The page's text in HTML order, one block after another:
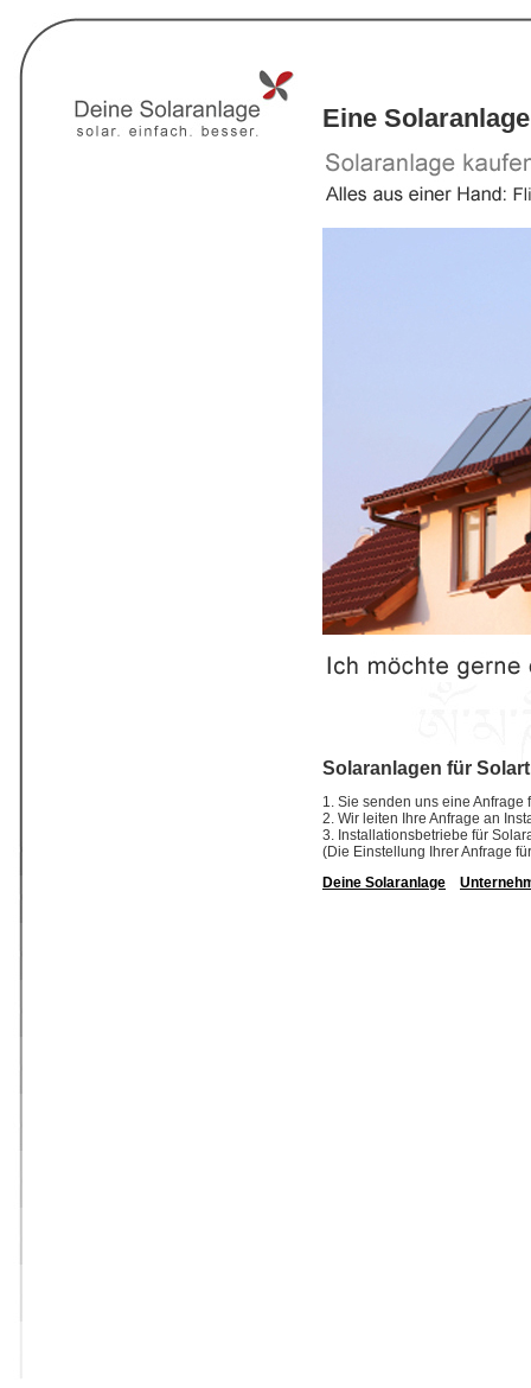
Eine
Solaranlagen für
1. Sie senden uns eine
2. Wir leiten Ihre Anfrage an
3. Installationsbetriebe für
(Die Einstellung Ihrer Anfrage
Deine Solaranlage